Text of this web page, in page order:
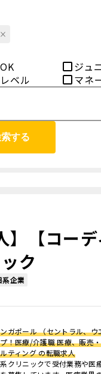
ジュ
ベル
マネ
する
】【コー
ク
系企業
ガポール （セントラル、
！医療/介護職 医療、販売
ティング の転職求人
クリニックで受付業務や医